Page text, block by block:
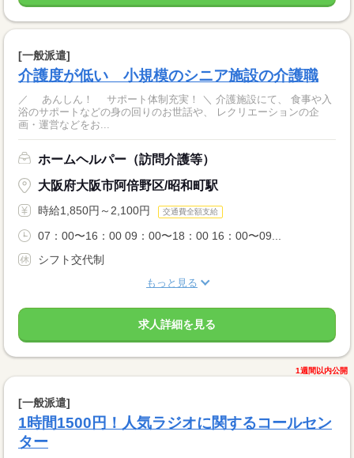
[一般派遣]
介護度が低い 小規模のシニア施設の介護職
／ あんしん！ サポート体制充実！ ＼ 介護施設にて、 食事や入
浴のサポートなどの身の回りのお世話や、 レクリエーションの企
画・運営などをお...
ホームヘルパー（訪問介護等）
大阪府大阪市阿倍野区/昭和町駅
時給1,850円～2,100円 交通費全額支給
07：00〜16：00 09：00〜18：00 16：00〜09...
シフト交代制
もっと見る
求人詳細を見る
1週間以内公開
[一般派遣]
1時間1500円！人気ラジオに関するコールセン
ター